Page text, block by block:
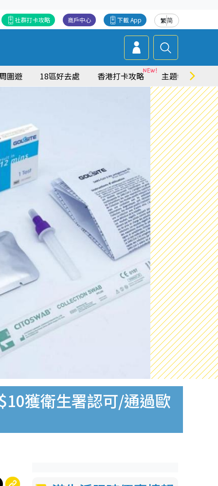
繁简
下載 App
商戶中心
社群打卡攻略
圍遊 18區好去處 香港打卡攻略 主題特集
獲衛生署認可/通過歐